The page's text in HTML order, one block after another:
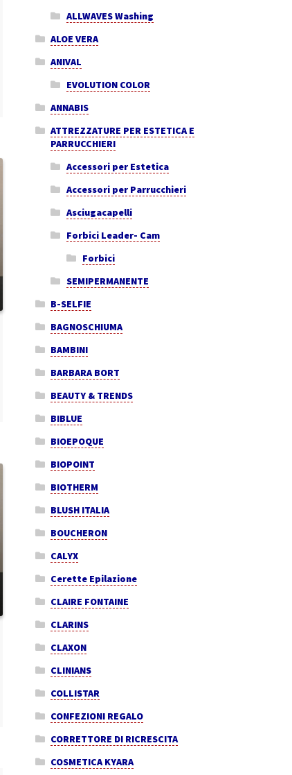
ALLWAVES Washing
ALOE VERA
ANIVAL
EVOLUTION COLOR
ANNABIS
ATTREZZATURE PER ESTETICA E
PARRUCCHIERI
Accessori per Estetica
Accessori per Parrucchieri
Asciugacapelli
Forbici Leader- Cam
Forbici
SEMIPERMANENTE
B-SELFIE
BAGNOSCHIUMA
BAMBINI
BARBARA BORT
BEAUTY & TRENDS
BIBLUE
BIOEPOQUE
BIOPOINT
BIOTHERM
BLUSH ITALIA
BOUCHERON
CALYX
Cerette Epilazione
CLAIRE FONTAINE
CLARINS
CLAXON
CLINIANS
COLLISTAR
CONFEZIONI REGALO
CORRETTORE DI RICRESCITA
COSMETICA KYARA